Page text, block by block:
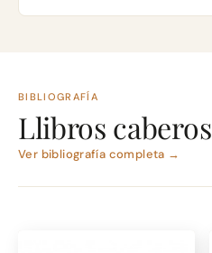
BIBLIOGRAFÍA
Llibros caberos
Ver bibliografía completa →